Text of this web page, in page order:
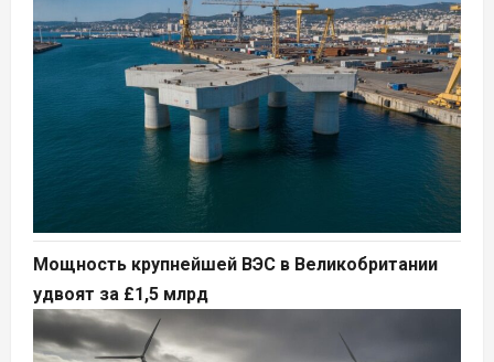
Мощность крупнейшей ВЭС в Великобритании
удвоят за £1,5 млрд